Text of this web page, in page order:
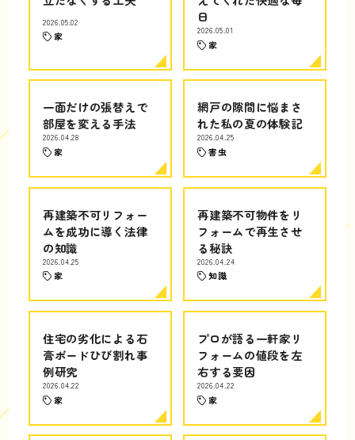
2026.05.02
家
日
2026.05.01
家
一面だけの張替えで
部屋を変える手法
2026.04.28
家
網戸の隙間に悩まさ
れた私の夏の体験記
2026.04.25
害虫
再建築不可リフォー
ムを成功に導く法律
の知識
2026.04.25
家
再建築不可物件をリ
フォームで再生させ
る秘訣
2026.04.24
知識
住宅の劣化による石
膏ボードひび割れ事
例研究
2026.04.22
家
プロが語る一軒家リ
フォームの値段を左
右する要因
2026.04.22
家